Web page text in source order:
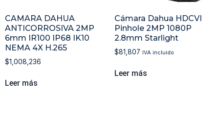
CAMARA DAHUA
ANTICORROSIVA 2MP
6mm IR100 IP68 IK10
NEMA 4X H.265
$1,008,236
Leer más
Cámara Dahua HDCVI
Pinhole 2MP 1080P
2.8mm Starlight
$81,807 IVA incluido
Leer más